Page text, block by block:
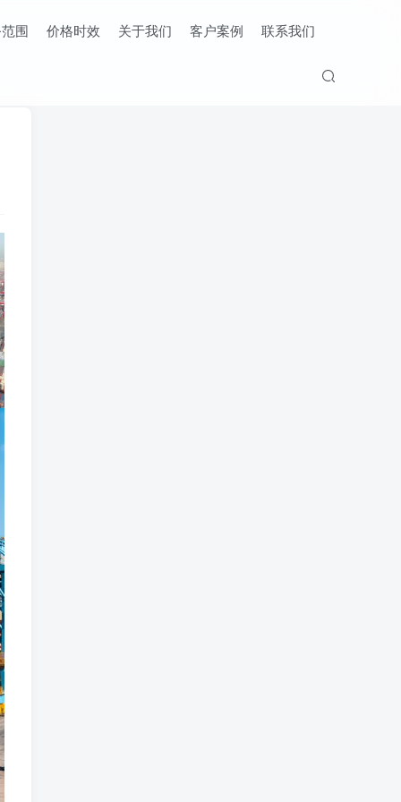
围 价格时效 关于我们 客户案例 联系我们